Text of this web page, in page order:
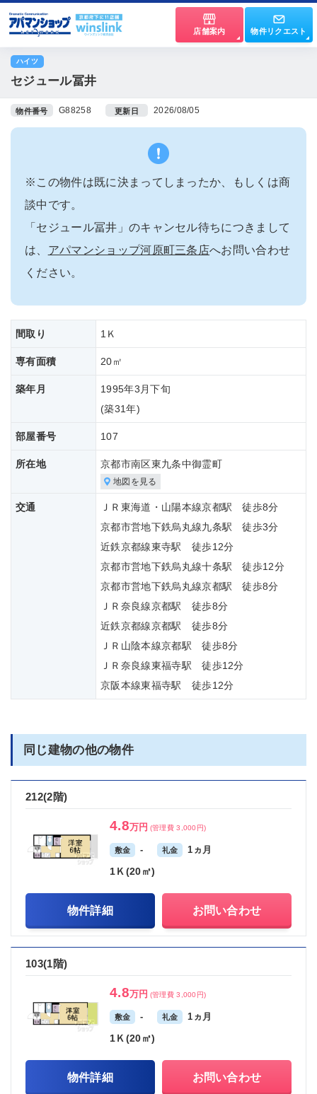
店舗案内 物件リクエスト
ハイツ
セジュール冨井
物件番号 G88258 更新日 2026/08/05
※この物件は既に決まってしまったか、もしくは商
談中です。
「セジュール冨井」のキャンセル待ちにつきまして
は、 アパマンショップ河原町三条店へお問い合わせ
ください。
間取り 1Ｋ
専有面積 20㎡
築年月
1995年3月下旬
(築31年)
部屋番号 107
所在地 京都市南区東九条中御霊町
地図を見る
交通
ＪＲ東海道・山陽本線京都駅 徒歩8分
京都市営地下鉄烏丸線九条駅 徒歩3分
近鉄京都線東寺駅 徒歩12分
京都市営地下鉄烏丸線十条駅 徒歩12分
京都市営地下鉄烏丸線京都駅 徒歩8分
ＪＲ奈良線京都駅 徒歩8分
近鉄京都線京都駅 徒歩8分
ＪＲ山陰本線京都駅 徒歩8分
ＪＲ奈良線東福寺駅 徒歩12分
京阪本線東福寺駅 徒歩12分
同じ建物の他の物件
212(2階)
4.8万円 (管理費 3,000円)
敷金 - 礼金 1ヵ月
1Ｋ(20㎡)
物件詳細 お問い合わせ
103(1階)
4.8万円 (管理費 3,000円)
敷金 - 礼金 1ヵ月
1Ｋ(20㎡)
物件詳細 お問い合わせ